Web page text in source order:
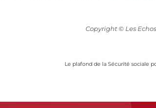
Copyright © Les
Le plafond de la Sécurité sociale